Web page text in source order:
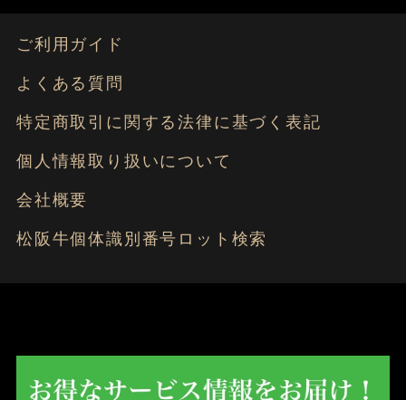
ご利用ガイド
よくある質問
特定商取引に関する法律に基づく表記
個人情報取り扱いについて
会社概要
松阪牛個体識別番号ロット検索